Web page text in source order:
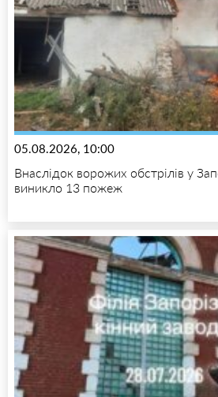
05.08.2026, 10:00
Внаслідок ворожих обстрілів у
виникло 13 пожеж